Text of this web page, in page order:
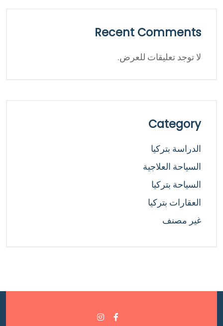
Recent Comments
لا توجد تعليقات للعرض.
Category
الدراسة بتركيا
السياحة العلاجية
السياحة بتركيا
العقارات بتركيا
غير مصنف